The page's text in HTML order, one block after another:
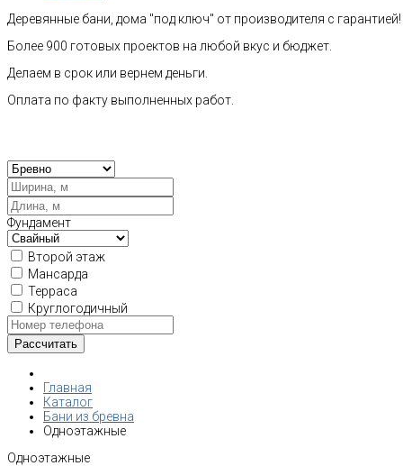
Деревянные бани, дома "под ключ" от производителя с гарантией!
Более 900 готовых проектов на любой вкус и бюджет.
Делаем в срок или вернем деньги.
Оплата по факту выполненных работ.
Фундамент
Второй этаж
Мансарда
Терраса
Круглогодичный
Главная
Каталог
Бани из бревна
Одноэтажные
Одноэтажные